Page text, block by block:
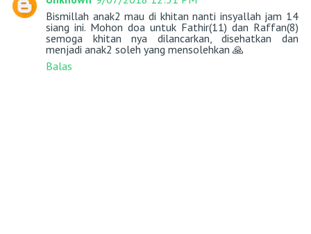
Bismillah anak2 mau di khitan nanti insyallah jam 14
siang ini. Mohon doa untuk Fathir(11) dan Raffan(8)
semoga khitan nya dilancarkan, disehatkan dan
menjadi anak2 soleh yang mensolehkan 🙏
Balas